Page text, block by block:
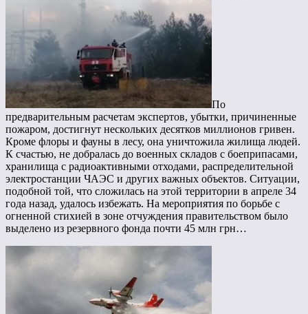
По
предварительным расчетам экспертов, убытки, причиненные
пожаром, достигнут нескольких десятков миллионов гривен.
Кроме флоры и фауны в лесу, она уничтожила жилища людей.
К счастью, не добралась до военных складов с боеприпасами,
хранилища с радиоактивными отходами, распределительной
электростанции ЧАЭС и других важных объектов. Ситуации,
подобной той, что сложилась на этой территории в апреле 34
года назад, удалось избежать. На мероприятия по борьбе с
огненной стихией в зоне отчуждения правительством было
выделено из резервного фонда почти 45 млн грн…